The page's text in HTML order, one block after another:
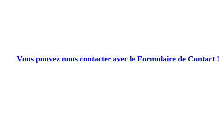
Vous pouvez nous contacter avec le Formulaire de Contact !